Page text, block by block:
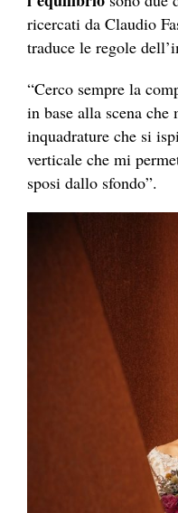
ricercati da Claudio
traduce le regole
“Cerco sempre la
in base alla scena
inquadrature che si
verticale che mi
sposi dallo sfondo”.